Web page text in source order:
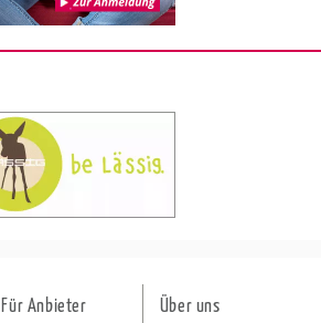
Für Anbieter Über uns